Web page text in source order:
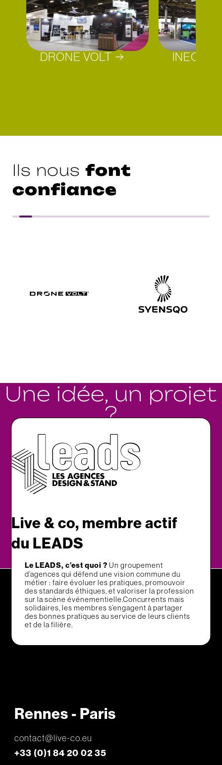
DRONE VOLT INEO
Ils nous font
confiance
Une idée, un projet
?
Parlons-en.
Live & co, membre actif
du LEADS
Le LEADS, c’est quoi ?Un groupement
d’agences qui défend une vision commune du
métier : faire évoluer les pratiques, promouvoir
des standards éthiques, et valoriser la profession
sur la scène événementielle.Concurrents mais
solidaires, les membres s’engagent à partager
des bonnes pratiques au service de leurs clients
et de la filière.
Rennes - Paris
contact@live-co.eu
+33 (0)1 84 20 02 35